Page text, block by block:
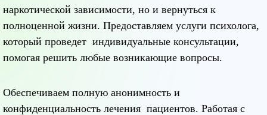
наркотической зависимости, но и вернуться к
полноценной жизни. Предоставляем услуги психолога,
который проведет индивидуальные консультации,
помогая решить любые возникающие вопросы.
Обеспечиваем полную анонимность и
конфиденциальность лечения пациентов. Работая с